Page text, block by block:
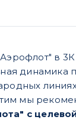
в
мы
с